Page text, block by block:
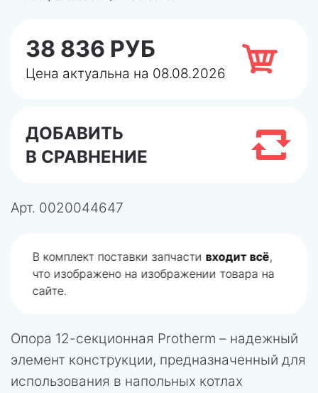
38 836 РУБ
Цена актуальна на 08.08.2026
ДОБАВИТЬ
В СРАВНЕНИЕ
Арт. 0020044647
В комплект поставки запчасти входит всё,
что изображено на изображении товара на
сайте.
Опора 12-секционная Protherm – надежный
элемент конструкции, предназначенный для
использования в напольных котлах